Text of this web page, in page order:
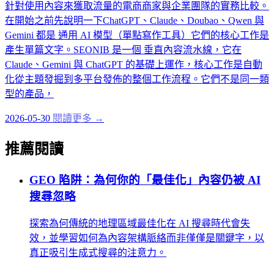
針對使用內容來獲取流量的電商商家與企業團隊的實務比較。
在開始之前先說明一下ChatGPT、Claude、Doubao、Qwen 與
Gemini 都是 通用 AI 模型（單點寫作工具）它們的核心工作是
產生單篇文字。SEONIB 是一個 垂直內容流水線，它在
Claude、Gemini 與 ChatGPT 的基礎上運作，核心工作是自動
化從主題發掘到多平台發佈的整個工作流程。它們不是同一類
型的產品，
2026-05-30 閱讀更多 →
推薦閱讀
GEO 陷阱：為何你的「最佳化」內容仍被 AI
搜尋忽略
探索為何傳統的地理區域最佳化在 AI 搜尋時代會失
效，並學習如何為內容架構脈絡而非僅僅是關鍵字，以
真正吸引生成式搜尋的注意力。